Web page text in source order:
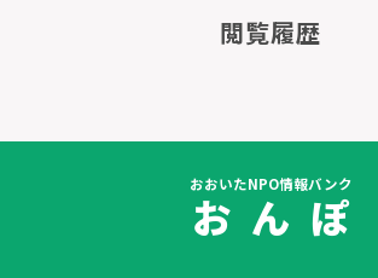
閲覧履歴
おおいたNPO情報バンク
お ん ぽ